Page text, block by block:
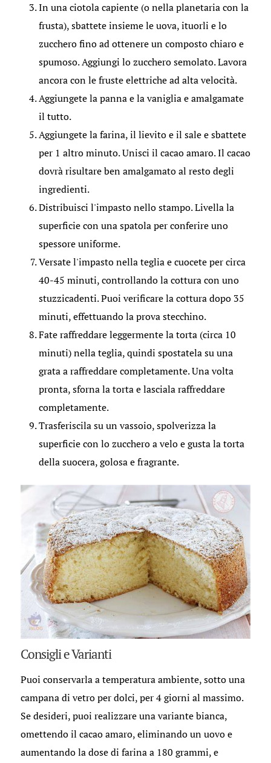
In una ciotola capiente (o nella planetaria con la
frusta), sbattete insieme le uova, ituorli e lo
zucchero fino ad ottenere un composto chiaro e
spumoso. Aggiungi lo zucchero semolato. Lavora
ancora con le fruste elettriche ad alta velocità.
Aggiungete la panna e la vaniglia e amalgamate
il tutto.
Aggiungete la farina, il lievito e il sale e sbattete
per 1 altro minuto. Unisci il cacao amaro. Il cacao
dovrà risultare ben amalgamato al resto degli
ingredienti.
Distribuisci l'impasto nello stampo. Livella la
superficie con una spatola per conferire uno
spessore uniforme.
Versate l'impasto nella teglia e cuocete per circa
40-45 minuti, controllando la cottura con uno
stuzzicadenti. Puoi verificare la cottura dopo 35
minuti, effettuando la prova stecchino.
Fate raffreddare leggermente la torta (circa 10
minuti) nella teglia, quindi spostatela su una
grata a raffreddare completamente. Una volta
pronta, sforna la torta e lasciala raffreddare
completamente.
Trasferiscila su un vassoio, spolverizza la
superficie con lo zucchero a velo e gusta la torta
della suocera, golosa e fragrante.
Consigli e Varianti
Puoi conservarla a temperatura ambiente, sotto una
campana di vetro per dolci, per 4 giorni al massimo.
Se desideri, puoi realizzare una variante bianca,
omettendo il cacao amaro, eliminando un uovo e
aumentando la dose di farina a 180 grammi, e